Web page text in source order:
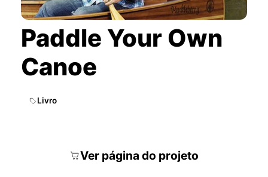
Paddle Your Own
Canoe
Livro
Ver página do projeto